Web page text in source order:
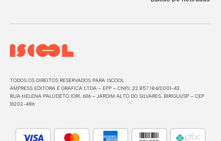
TODOS OS DIREITOS RESERVADOS PARA ISCOOL
AMPRESS EDITORA E GRAFICA LTDA – EPP – CNPJ: 22.857.184/0001-43
RUA HELENA PALUDETO IORI, 636 – JARDIM ALTO DO SILVARES, BIRIGUI/SP – CEP
16202-486